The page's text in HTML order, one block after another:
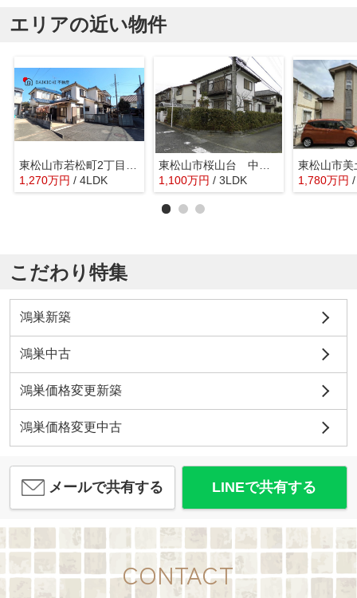
エリアの近い物件
1,270万円 / 4LDK
1,100万円 / 3LDK 1,780万円
こだわり特集
鴻巣新築
鴻巣中古
鴻巣価格変更新築
鴻巣価格変更中古
メールで共有する LINEで共有する
CONTACT